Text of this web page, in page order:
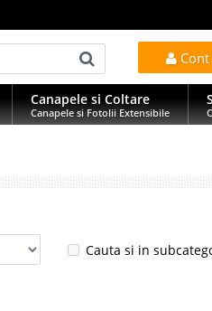
Cont
Canapele si Coltare
Canapele si Fotolii Extensibile
Cauta si in